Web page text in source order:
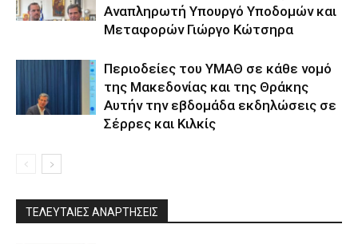
Αναπληρωτή Υπουργό Υποδομών και
Μεταφορών Γιώργο Κώτσηρα
Περιοδείες του ΥΜΑΘ σε κάθε νομό
της Μακεδονίας και της Θράκης
Αυτήν την εβδομάδα εκδηλώσεις σε
Σέρρες και Κιλκίς
ΤΕΛΕΥΤΑΙΕΣ ΑΝΑΡΤΗΣΕΙΣ